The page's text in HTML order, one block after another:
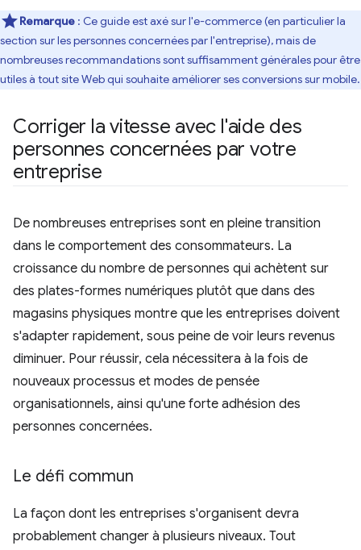
Remarque : Ce guide est axé sur l'e-commerce (en particulier la
section sur les personnes concernées par l'entreprise), mais de
nombreuses recommandations sont suffisamment générales pour être
utiles à tout site Web qui souhaite améliorer ses conversions sur mobile.
Corriger la vitesse avec l'aide des
personnes concernées par votre
entreprise
De nombreuses entreprises sont en pleine transition
dans le comportement des consommateurs. La
croissance du nombre de personnes qui achètent sur
des plates-formes numériques plutôt que dans des
magasins physiques montre que les entreprises doivent
s'adapter rapidement, sous peine de voir leurs revenus
diminuer. Pour réussir, cela nécessitera à la fois de
nouveaux processus et modes de pensée
organisationnels, ainsi qu'une forte adhésion des
personnes concernées.
Le défi commun
La façon dont les entreprises s'organisent devra
probablement changer à plusieurs niveaux. Tout